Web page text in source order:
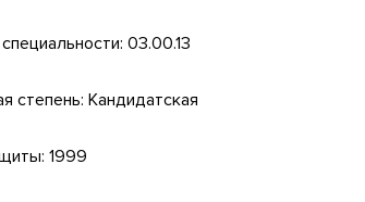
03.00.13
степень: Кандидатская
1999